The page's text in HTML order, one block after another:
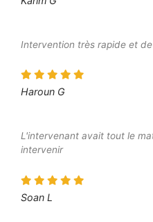
Intervention très rapide et
Haroun G
L'intervenant avait tout le
intervenir
Soan L